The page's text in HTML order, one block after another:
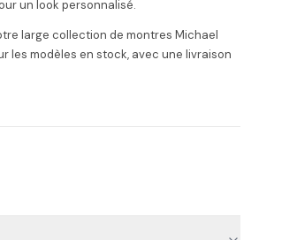
un look personnalisé.
large collection de montres Michael
les modèles en stock, avec une livraison